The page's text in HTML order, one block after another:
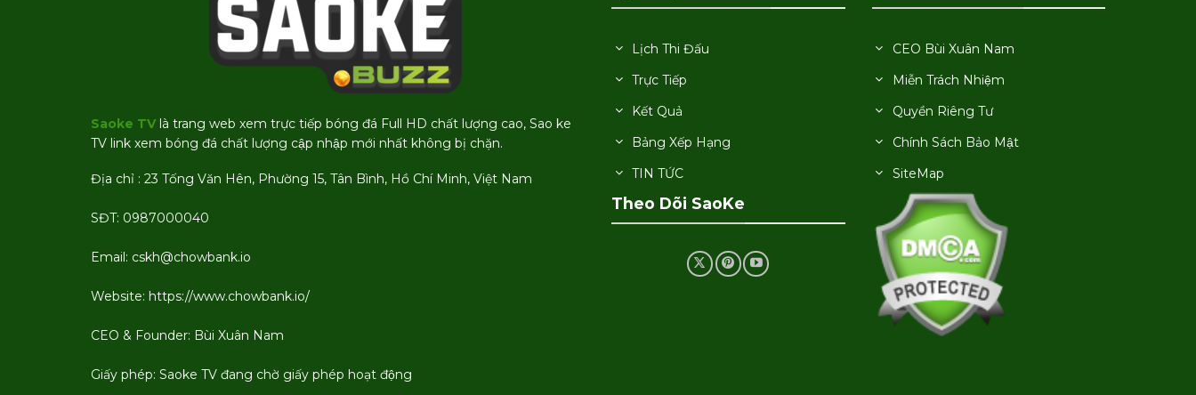
Saoke TVlà trang web xem trực tiếp bóng đá Full HD chất lượng cao, Sao ke
TV link xem bóng đá chất lượng cập nhập mới nhất không bị chặn.
Địa chỉ : 23 Tống Văn Hên, Phường 15, Tân Bình, Hồ Chí Minh, Việt Nam
SĐT: 0987000040
Email: cskh@chowbank.io
Website: https://www.chowbank.io/
CEO & Founder: Bùi Xuân Nam
Giấy phép: Saoke TV đang chờ giấy phép hoạt động
Lịch Thi Đấu
Trực Tiếp
Kết Quả
Bảng Xếp Hạng
TIN TỨC
Theo Dõi SaoKe
CEO Bùi Xuân Nam
Miễn Trách Nhiệm
Quyền Riêng Tư
Chính Sách Bảo Mật
SiteMap